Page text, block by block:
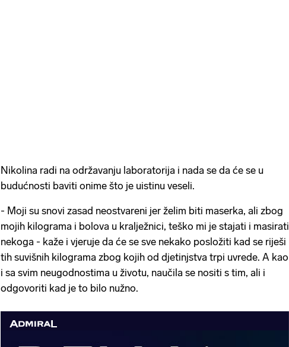
Nikolina radi na održavanju laboratorija i nada se da će se u
budućnosti baviti onime što je uistinu veseli.
- Moji su snovi zasad neostvareni jer želim biti maserka, ali zbog
mojih kilograma i bolova u kralježnici, teško mi je stajati i masirati
nekoga - kaže i vjeruje da će se sve nekako posložiti kad se riješi
tih suvišnih kilograma zbog kojih od djetinjstva trpi uvrede. A kao
i sa svim neugodnostima u životu, naučila se nositi s tim, ali i
odgovoriti kad je to bilo nužno.